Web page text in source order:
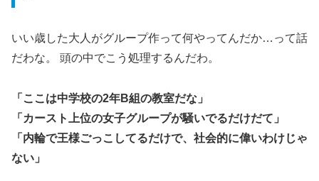
いい歳した大人がグループ作って何やってんだか…って話
だわな。 頭の中でこう処理するんだわ。
「ここは中学校の2年B組の教室だな」
「カースト上位の女子グループが騒いでるだけだて」
「内輪で王様ごっこしてるだけで、社会的に偉いわけじゃ
ない」